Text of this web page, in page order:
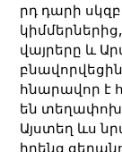
րդ դարի
վայրերը և
բնավորվեցին
հնարավոր է
են
Այստեղ ևս
իրենց